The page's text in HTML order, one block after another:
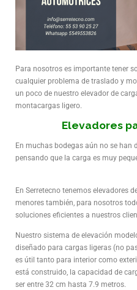
Para nosotros es importante tener
cualquier problema de traslado y
un poco de nuestro elevador de
montacargas ligero.
Elevadores
En muchas bodegas aún no se han
pensando que la carga es muy
En Serretecno tenemos elevadores
menores también, para nosotros
soluciones eficientes a nuestros
Nuestro sistema de elevación
diseñado para cargas ligeras (no
es útil tanto para interior como
está construido, la capacidad de
ser entre 32 cm hasta 7.9 metros.